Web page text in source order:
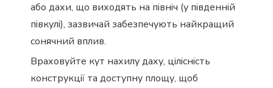
або дахи, що виходять на північ (у південній
півкулі), зазвичай забезпечують найкращий
сонячний вплив.
Враховуйте кут нахилу даху, цілісність
конструкції та доступну площу, щоб